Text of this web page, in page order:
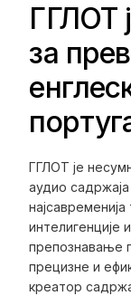
ГГЛОТ
за
ГГЛОТ је
аудио
интелигенције
препознавање
прецизне и
креатор